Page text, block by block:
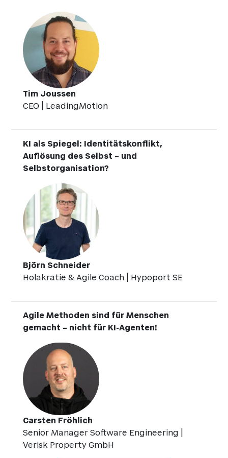
Tim Joussen
CEO | LeadingMotion
KI als Spiegel: Identitätskonflikt,
Auflösung des Selbst – und
Selbstorganisation?
Björn Schneider
Holakratie & Agile Coach | Hypoport SE
Agile Methoden sind für Menschen
gemacht – nicht für KI-Agenten!
Carsten Fröhlich
Senior Manager Software Engineering |
Verisk Property GmbH